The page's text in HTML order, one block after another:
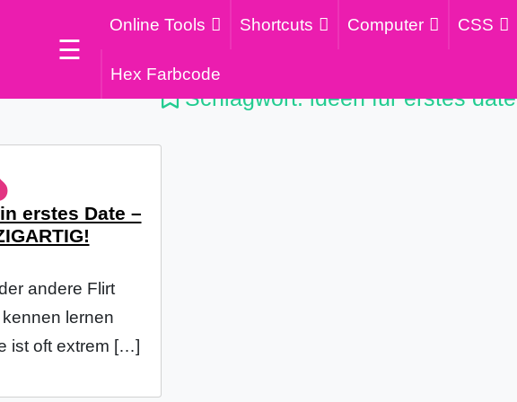
☰
Online Tools Shortcuts Computer CSS
Hex Farbcode
Schlagwort:ideen für erstes date
erstes Date –
andere Flirt
lernen
ist oft extrem […]